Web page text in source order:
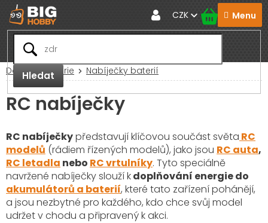
Přejít
na
obsah
Hledat
CZK
Domů Baterie Nabíječky baterií
RC nabíječky
RC nabíječkypředstavují klíčovou součást světa RC
modelů (rádiem řízených modelů), jako jsou RC auta,
RC letadla nebo RC vrtulníky. Tyto speciálně
navržené nabíječky slouží kdoplňování energie do
akumulátorů a baterií, které tato zařízení pohánějí,
a jsou nezbytné pro každého, kdo chce svůj model
udržet v chodu a připravený k akci.